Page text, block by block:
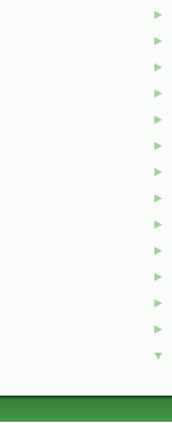
►
►
►
►
►
►
►
►
►
►
►
►
►
▼